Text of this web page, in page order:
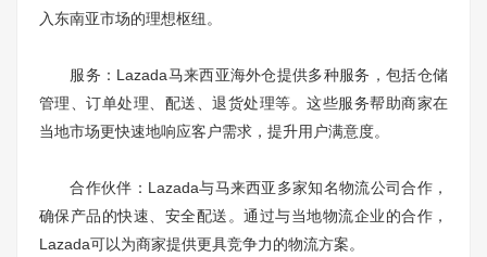
入东南亚市场的理想枢纽。
服务：Lazada马来西亚海外仓提供多种服务，包括仓储
管理、订单处理、配送、退货处理等。这些服务帮助商家在
当地市场更快速地响应客户需求，提升用户满意度。
合作伙伴：Lazada与马来西亚多家知名物流公司合作，
确保产品的快速、安全配送。通过与当地物流企业的合作，
Lazada可以为商家提供更具竞争力的物流方案。